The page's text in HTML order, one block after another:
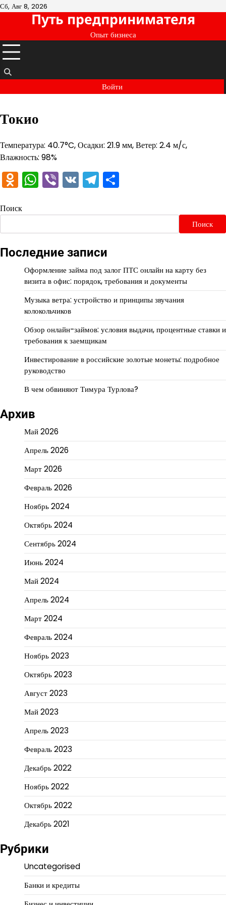
Перейти
содержимому
Сб, Авг 8, 2026
Путь предпринимателя
Опыт бизнеса
Войти
Токио
Температура: 40.7°C, Осадки: 21.9 мм, Ветер: 2.4 м/с,
Влажность: 98%
Odnoklassniki
WhatsApp
Viber
VKTelegram
Поиск
Поиск
Последние записи
Оформление займа под залог ПТС онлайн на карту без
визита в офис: порядок, требования и документы
Музыка ветра: устройство и принципы звучания
колокольчиков
Обзор онлайн-займов: условия выдачи, процентные ставки и
требования к заемщикам
Инвестирование в российские золотые монеты: подробное
руководство
В чем обвиняют Тимура Турлова?
Архив
Май 2026
Апрель 2026
Март 2026
Февраль 2026
Ноябрь 2024
Октябрь 2024
Сентябрь 2024
Июнь 2024
Май 2024
Апрель 2024
Март 2024
Февраль 2024
Ноябрь 2023
Октябрь 2023
Август 2023
Май 2023
Апрель 2023
Февраль 2023
Декабрь 2022
Ноябрь 2022
Октябрь 2022
Декабрь 2021
Рубрики
Uncategorised
Банки и кредиты